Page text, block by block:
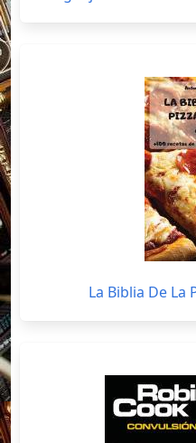
La Biblia De La